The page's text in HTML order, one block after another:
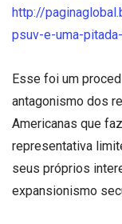
http://
psuv-e-uma-
Esse foi um
antagonismo dos
Americanas que
representativa
seus próprios
expansionismo